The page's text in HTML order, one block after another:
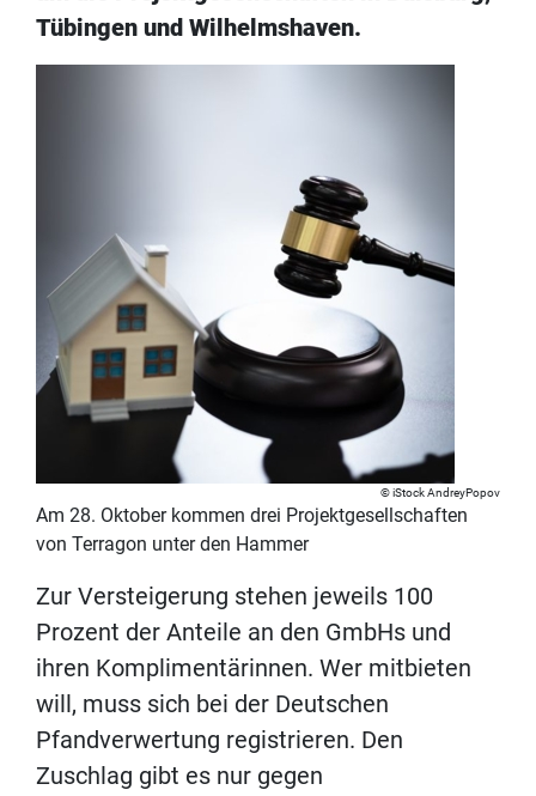
Tübingen und Wilhelmshaven.
iStock AndreyPopov
Am 28. Oktober kommen drei Projektgesellschaften
von Terragon unter den Hammer
Zur Versteigerung stehen jeweils 100
Prozent der Anteile an den GmbHs und
ihren Komplimentärinnen. Wer mitbieten
will, muss sich bei der Deutschen
Pfandverwertung registrieren. Den
Zuschlag gibt es nur gegen